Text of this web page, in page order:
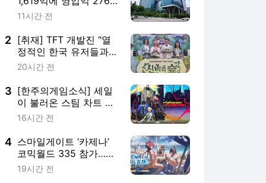
억 원 기록..'견조한 우상
11시간 전
2 [취재] TFT 개발진 "열
정적인 한국 유저들과
함께 축제를 즐기고 싶
20시간 전
3 [한주의게임소식] 세일
이 불러온 스팀 차트 역
주행의 바람
16시간 전
4 스마일게이트 ‘카제나’
코믹월드 335 참가…총
7명의 코스프레 모델 참
19시간 전